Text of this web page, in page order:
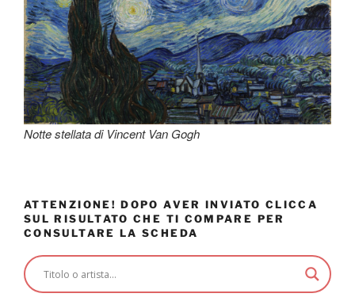
Notte stellata di Vincent Van Gogh
ATTENZIONE! DOPO AVER INVIATO CLICCA
SUL RISULTATO CHE TI COMPARE PER
CONSULTARE LA SCHEDA